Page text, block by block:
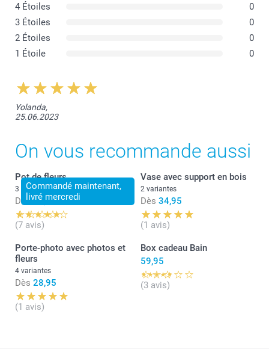
4 Étoiles
0
3 Étoiles
0
2 Étoiles
0
1 Étoile
0
Yolanda,
25.06.2023
On vous recommande aussi
Commandé maintenant,
livré mercredi
Pot de fleurs
3 variantes
Dès 16,95
(7 avis)
Vase avec support en bois
2 variantes
Dès 34,95
(1 avis)
Porte-photo avec photos et
fleurs
4 variantes
Dès 28,95
(1 avis)
Box cadeau Bain
59,95
(3 avis)